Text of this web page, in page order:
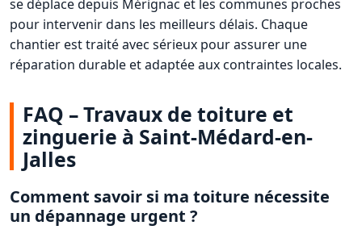
se déplace depuis Mérignac et les communes proches
pour intervenir dans les meilleurs délais. Chaque
chantier est traité avec sérieux pour assurer une
réparation durable et adaptée aux contraintes locales.
FAQ – Travaux de toiture et
zinguerie à Saint-Médard-en-
Jalles
Comment savoir si ma toiture nécessite
un dépannage urgent ?